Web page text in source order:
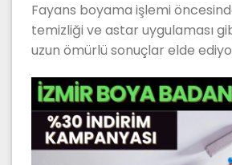
Fayans boyama işlemi
temizliği ve astar uygulaması
uzun ömürlü sonuçlar elde